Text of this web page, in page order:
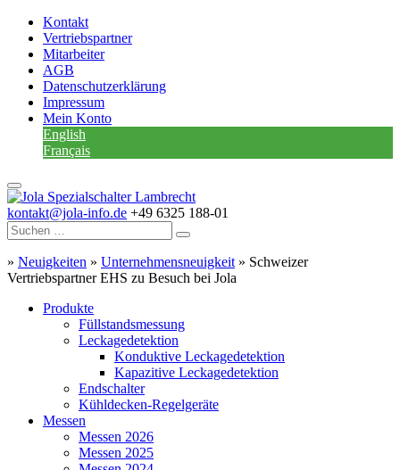
Kontakt
Vertriebspartner
Mitarbeiter
AGB
Datenschutzerklärung
Impressum
Mein Konto
English
Français
kontakt@jola-info.de +49 6325 188-01
» Neuigkeiten » Unternehmensneuigkeit » Schweizer
Vertriebspartner EHS zu Besuch bei Jola
Produkte
Füllstandsmessung
Leckagedetektion
Konduktive Leckagedetektion
Kapazitive Leckagedetektion
Endschalter
Kühldecken-Regelgeräte
Messen
Messen 2026
Messen 2025